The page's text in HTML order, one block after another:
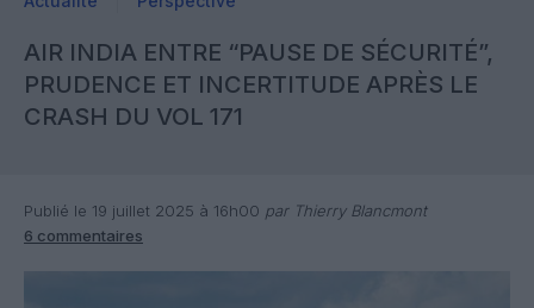
AIR INDIA ENTRE “PAUSE DE SÉCURITÉ”,
PRUDENCE ET INCERTITUDE APRÈS LE
CRASH DU VOL 171
Publié le 19 juillet 2025 à 16h00 par Thierry Blancmont
6 commentaires